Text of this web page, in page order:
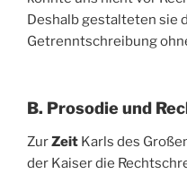
Deshalb gestalteten sie
Getrenntschreibung
B. Prosodie und
ZurZeit Karls des
der Kaiser die